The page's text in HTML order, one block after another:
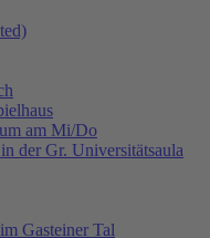
am Mi/Do
der Gr. Universitätsaula
Gasteiner Tal